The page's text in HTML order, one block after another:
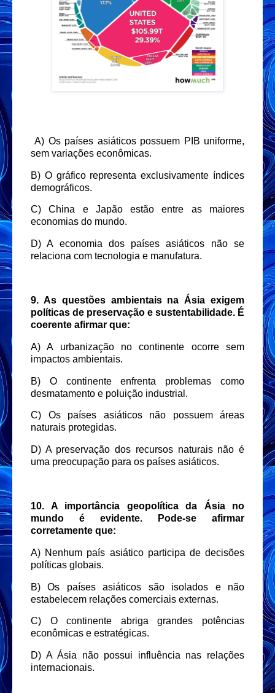
A) Os países asiáticos possuem PIB uniforme,
sem variações econômicas.
B) O gráfico representa exclusivamente índices
demográficos.
C) China e Japão estão entre as maiores
economias do mundo.
D) A economia dos países asiáticos não se
relaciona com tecnologia e manufatura.
9. As questões ambientais na Ásia exigem
políticas de preservação e sustentabilidade. É
coerente afirmar que:
A) A urbanização no continente ocorre sem
impactos ambientais.
B) O continente enfrenta problemas como
desmatamento e poluição industrial.
C) Os países asiáticos não possuem áreas
naturais protegidas.
D) A preservação dos recursos naturais não é
uma preocupação para os países asiáticos.
10. A importância geopolítica da Ásia no
mundo é evidente. Pode-se afirmar
corretamente que:
A) Nenhum país asiático participa de decisões
políticas globais.
B) Os países asiáticos são isolados e não
estabelecem relações comerciais externas.
C) O continente abriga grandes potências
econômicas e estratégicas.
D) A Ásia não possui influência nas relações
internacionais.